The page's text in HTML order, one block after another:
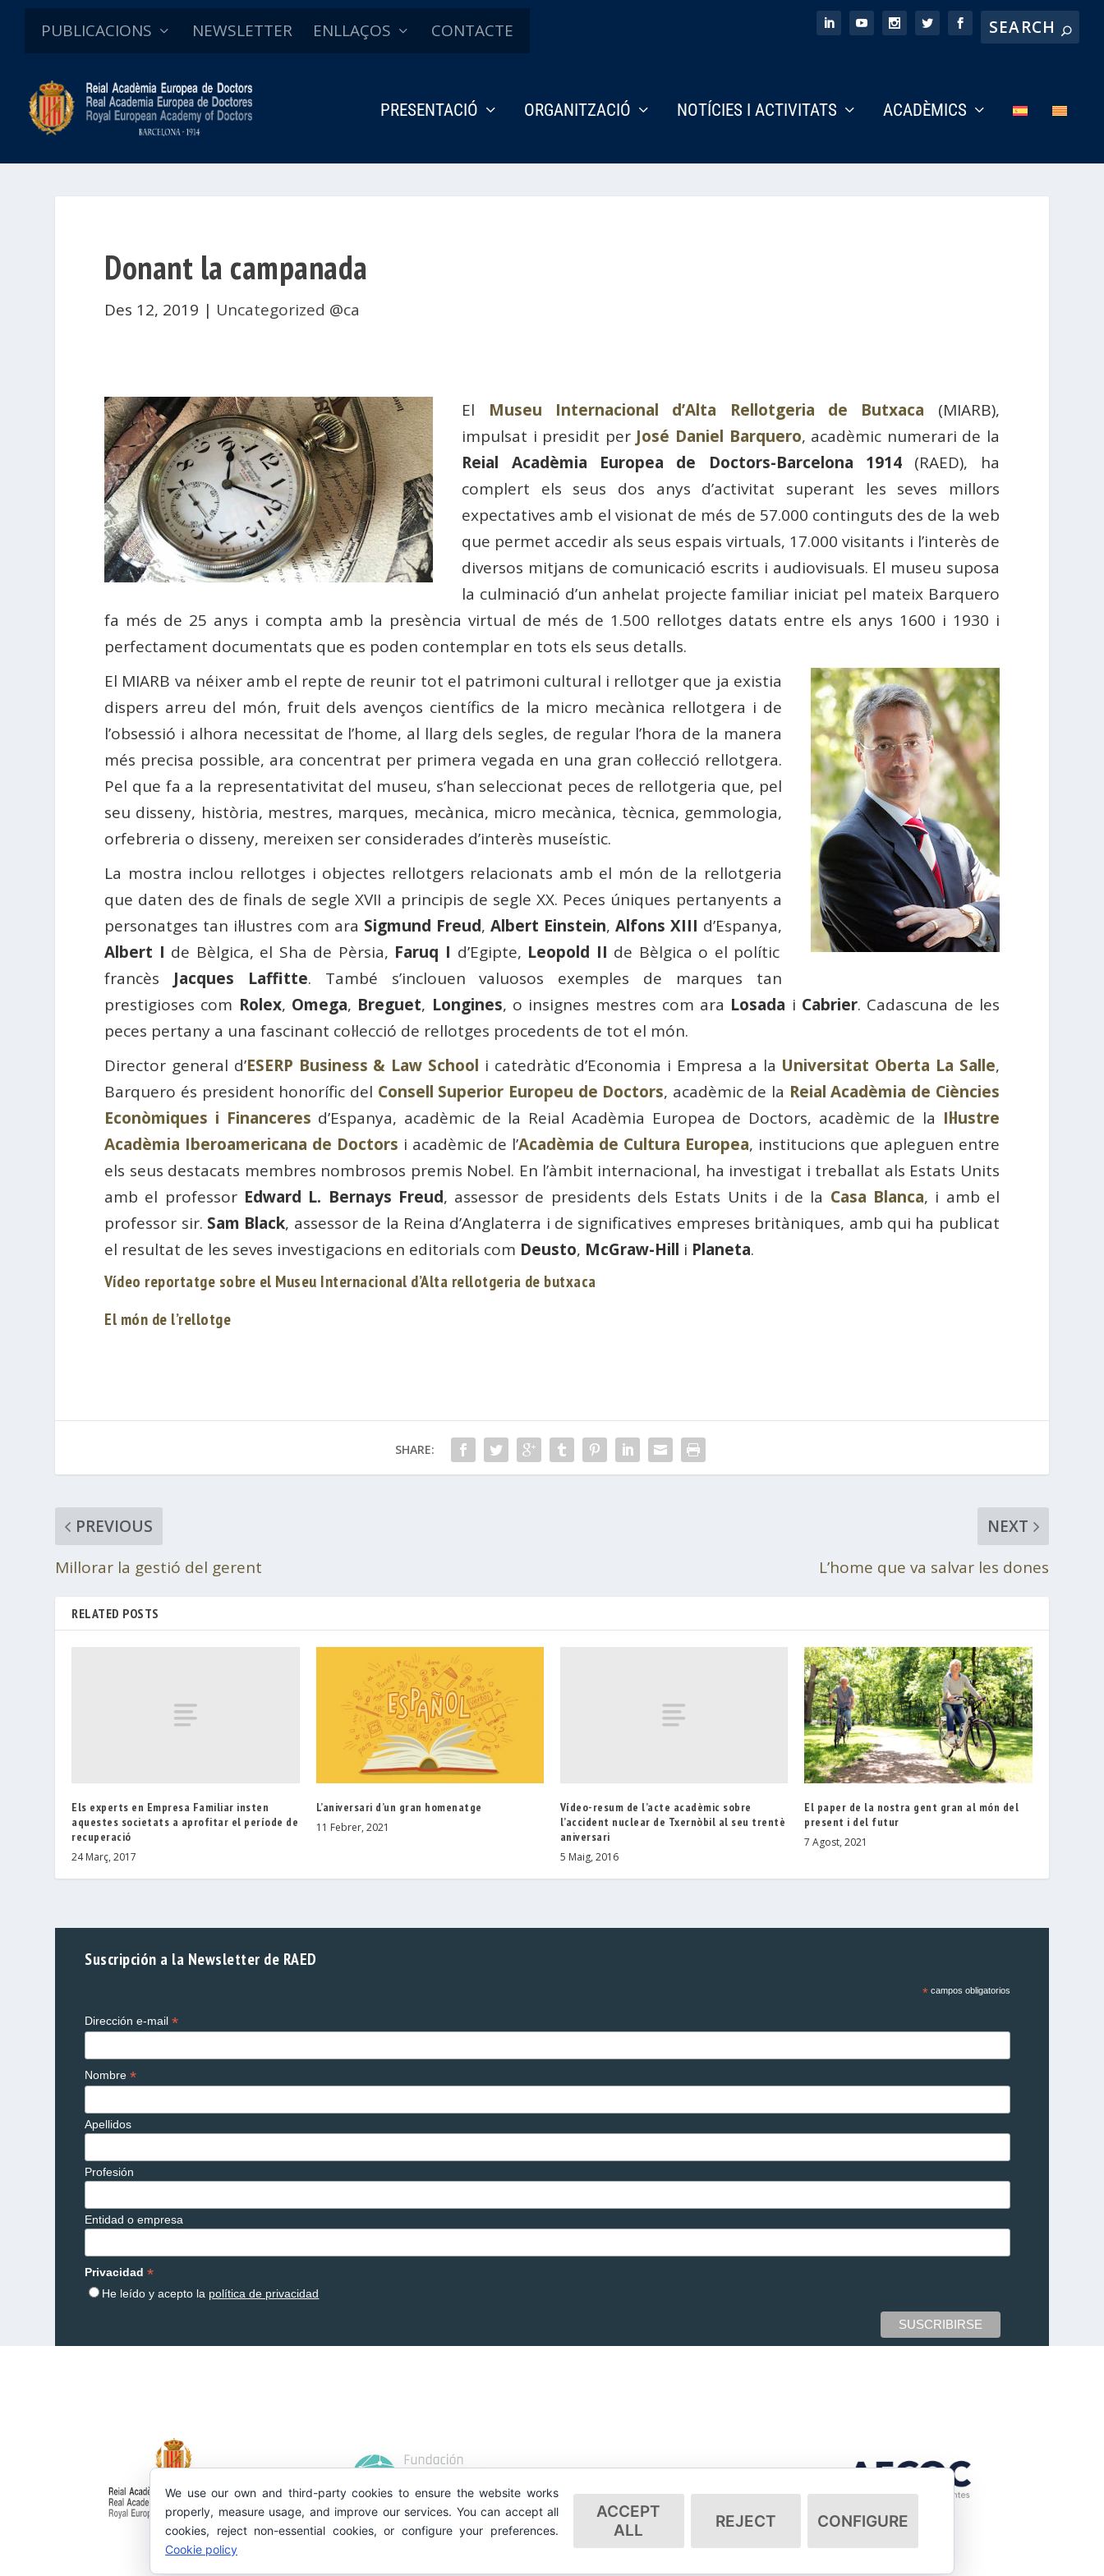
PUBLICACIONS NEWSLETTER ENLLAÇOS CONTACTE
PRESENTACIÓ ORGANITZACIÓ NOTÍCIES I ACTIVITATS ACADÈMICS
Donant la campanada
Des 12, 2019 | Uncategorized @ca
El Museu Internacional d’Alta Rellotgeria de Butxaca (MIARB),
impulsat i presidit per José Daniel Barquero, acadèmic numerari de la
Reial Acadèmia Europea de Doctors-Barcelona 1914 (RAED), ha
complert els seus dos anys d’activitat superant les seves millors
expectatives amb el visionat de més de 57.000 continguts des de la web
que permet accedir als seus espais virtuals, 17.000 visitants i l’interès de
diversos mitjans de comunicació escrits i audiovisuals. El museu suposa
la culminació d’un anhelat projecte familiar iniciat pel mateix Barquero
fa més de 25 anys i compta amb la presència virtual de més de 1.500 rellotges datats entre els anys 1600 i 1930 i
perfectament documentats que es poden contemplar en tots els seus detalls.
El MIARB va néixer amb el repte de reunir tot el patrimoni cultural i rellotger que ja existia
dispers arreu del món, fruit dels avenços científics de la micro mecànica rellotgera i de
l’obsessió i alhora necessitat de l’home, al llarg dels segles, de regular l’hora de la manera
més precisa possible, ara concentrat per primera vegada en una gran col·lecció rellotgera.
Pel que fa a la representativitat del museu, s’han seleccionat peces de rellotgeria que, pel
seu disseny, història, mestres, marques, mecànica, micro mecànica, tècnica, gemmologia,
orfebreria o disseny, mereixen ser considerades d’interès museístic.
La mostra inclou rellotges i objectes rellotgers relacionats amb el món de la rellotgeria
que daten des de finals de segle XVII a principis de segle XX. Peces úniques pertanyents a
personatges tan il·lustres com ara Sigmund Freud, Albert Einstein, Alfons XIII d’Espanya,
Albert I de Bèlgica, el Sha de Pèrsia, Faruq I d’Egipte, Leopold II de Bèlgica o el polític
francès Jacques Laffitte. També s’inclouen valuosos exemples de marques tan
prestigioses com Rolex, Omega, Breguet, Longines, o insignes mestres com ara Losada i Cabrier. Cadascuna de les
peces pertany a una fascinant col·lecció de rellotges procedents de tot el món.
Director general d’ESERP Business & Law School i catedràtic d’Economia i Empresa a la Universitat Oberta La Salle,
Barquero és president honorífic del Consell Superior Europeu de Doctors, acadèmic de la Reial Acadèmia de Ciències
Econòmiques i Financeres d’Espanya, acadèmic de la Reial Acadèmia Europea de Doctors, acadèmic de la Il·lustre
Acadèmia Iberoamericana de Doctors i acadèmic de l’Acadèmia de Cultura Europea, institucions que apleguen entre
els seus destacats membres nombrosos premis Nobel. En l’àmbit internacional, ha investigat i treballat als Estats Units
amb el professor Edward L. Bernays Freud, assessor de presidents dels Estats Units i de la Casa Blanca, i amb el
professor sir. Sam Black, assessor de la Reina d’Anglaterra i de significatives empreses britàniques, amb qui ha publicat
el resultat de les seves investigacions en editorials com Deusto, McGraw-Hill i Planeta.
Vídeo reportatge sobre el Museu Internacional d’Alta rellotgeria de butxaca
El món de l’rellotge
SHARE:
PREVIOUS
Millorar la gestió del gerent
NEXT
L’home que va salvar les dones
RELATED POSTS
Els experts en Empresa Familiar insten
aquestes societats a aprofitar el període de
recuperació
24 Març, 2017
L’aniversari d’un gran homenatge
11 Febrer, 2021
Vídeo-resum de l’acte acadèmic sobre
l’accident nuclear de Txernòbil al seu trentè
aniversari
5 Maig, 2016
El paper de la nostra gent gran al món del
present i del futur
7 Agost, 2021
Suscripción a la Newsletter de RAED
*campos obligatorios
Dirección e-mail*
Nombre*
Apellidos
Profesión
Entidad o empresa
Privacidad*
He leído y acepto la política de privacidad
We use our own and third-party cookies to ensure the website works
properly, measure usage, and improve our services. You can accept all
cookies, reject non-essential cookies, or configure your preferences.
Cookie policy
ACCEPT
ALL
REJECT CONFIGURE